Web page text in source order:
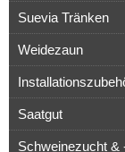
Suevia Tränken
Weidezaun
Saatgut
Schweinezucht &